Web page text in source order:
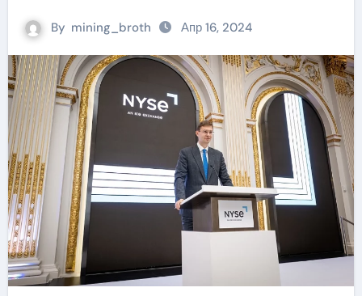
By mining_broth Апр 16, 2024